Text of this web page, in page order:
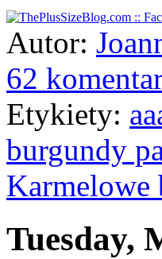
Autor:
62
Etykiety:
burgundy
Karmelowe
Tuesday,